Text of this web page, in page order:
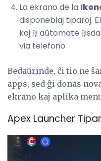
La ekrano de la
disponeblaj tiparoj.
kaj ĝi aŭtomate
via telefono.
Bedaŭrinde, ĉi tio ne
apps, sed ĝi donas
ekrano kaj aplika
Apex Launcher